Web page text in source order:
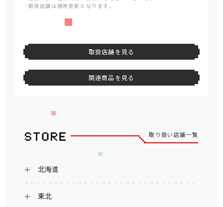
・取扱店舗は随時更新となります。
取扱店舗を見る
関連商品を見る
取り扱い店舗一覧
北海道
東北